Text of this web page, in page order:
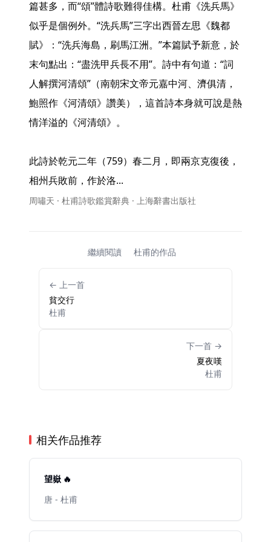
篇甚多，而“頌”體詩歌難得佳構。杜甫《洗兵馬》
似乎是個例外。“洗兵馬”三字出西晉左思《魏都
賦》：“洗兵海島，刷馬江洲。”本篇賦予新意，於
末句點出：“盡洗甲兵長不用”。詩中有句道：“詞
人解撰河清頌”（南朝宋文帝元嘉中河、濟俱清，
鮑照作《河清頌》讚美），這首詩本身就可說是熱
情洋溢的《河清頌》。
此詩於乾元二年（759）春二月，即兩京克復後，
相州兵敗前，作於洛...
周嘯天 · 杜甫詩歌鑑賞辭典 · 上海辭書出版社
繼續閱讀 杜甫的作品
← 上一首
貧交行
杜甫
下一首 →
夏夜嘆
杜甫
相关作品推荐
望嶽 🔥
唐 - 杜甫